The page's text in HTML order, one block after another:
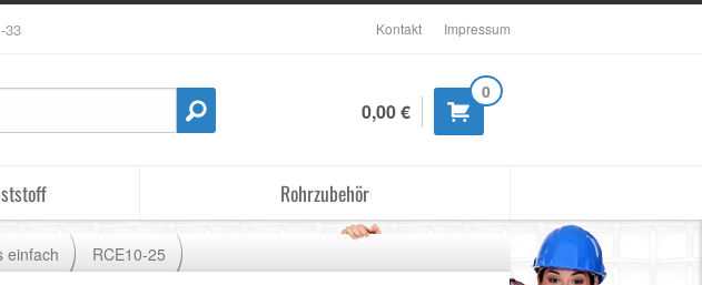
33 Kontakt Impressum
0
0,00 €
Rohrzubehör
einfach RCE10-25